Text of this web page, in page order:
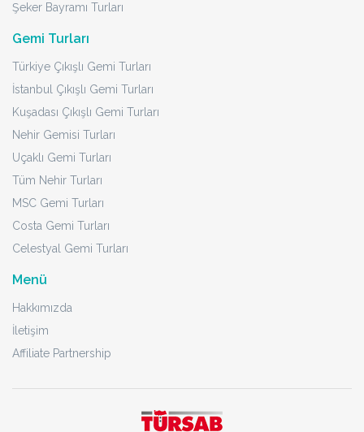
Şeker Bayramı Turları
Gemi Turları
Türkiye Çıkışlı Gemi Turları
İstanbul Çıkışlı Gemi Turları
Kuşadası Çıkışlı Gemi Turları
Nehir Gemisi Turları
Uçaklı Gemi Turları
Tüm Nehir Turları
MSC Gemi Turları
Costa Gemi Turları
Celestyal Gemi Turları
Menü
Hakkımızda
İletişim
Affiliate Partnership